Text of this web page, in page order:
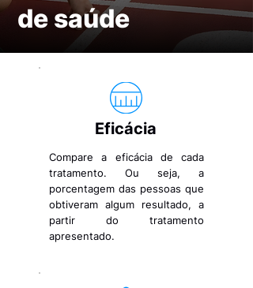
de saúde
Eficácia
Compare a eficácia de cada
tratamento. Ou seja, a
porcentagem das pessoas que
obtiveram algum resultado, a
partir do tratamento
apresentado.